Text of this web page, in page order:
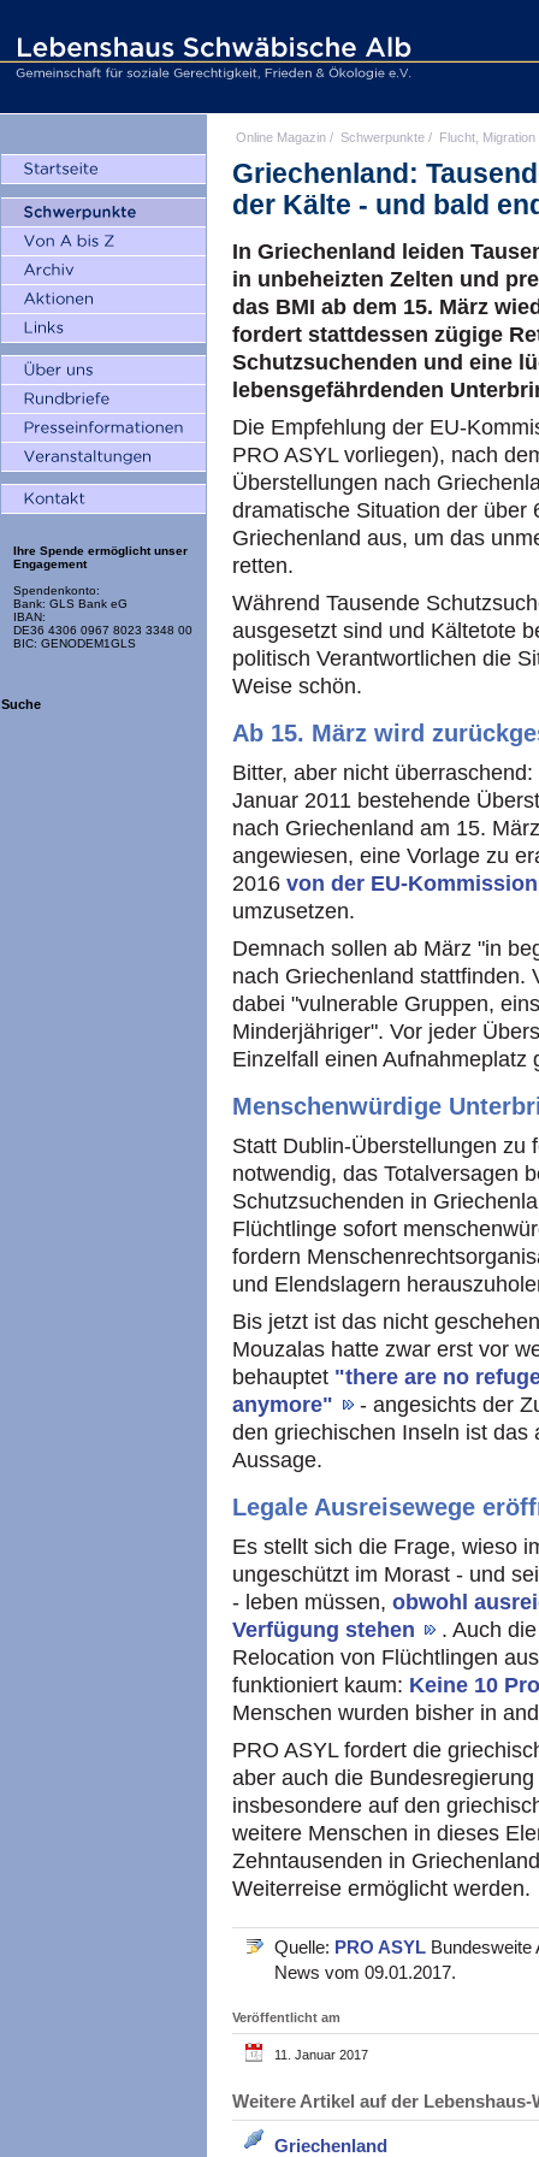
Ihre Spende ermöglicht unser
Engagement
Spendenkonto:
Bank: GLS Bank eG
IBAN:
DE36 4306 0967 8023 3348 00
BIC: GENODEM1GLS
Suche
Online Magazin / Schwerpunkte / Flucht, Migration
Griechenland:
der Kälte - und bald
In Griechenland leiden
in unbeheizten Zelten und
das BMI ab dem 15. März
fordert stattdessen zügige
Schutzsuchenden und eine
lebensgefährdenden
Die Empfehlung der EU-
PRO ASYL vorliegen), nach
Überstellungen nach
dramatische Situation der über
Griechenland aus, um das
retten.
Während Tausende
ausgesetzt sind und Kältetote
politisch Verantwortlichen die
Weise schön.
Ab 15. März wird
Bitter, aber nicht
Januar 2011 bestehende
nach Griechenland am 15.
angewiesen, eine Vorlage zu
2016 von der EU-
umzusetzen.
Demnach sollen ab März "in
nach Griechenland stattfinden.
dabei "vulnerable Gruppen,
Minderjähriger". Vor jeder
Einzelfall einen Aufnahmeplatz
Menschenwürdige
Statt Dublin-Überstellungen zu
notwendig, das Totalversagen
Schutzsuchenden in
Flüchtlinge sofort
fordern
und Elendslagern
Bis jetzt ist das nicht
Mouzalas hatte zwar erst vor
behauptet "there are no
anymore"
- angesichts der
den griechischen Inseln ist
Aussage.
Legale Ausreisewege
Es stellt sich die Frage, wieso
ungeschützt im Morast - und
- leben müssen, obwohl
Verfügung stehen
. Auch
Relocation von Flüchtlingen
funktioniert kaum: Keine 10
Menschen wurden bisher in
PRO ASYL fordert die
aber auch die
insbesondere auf den
weitere Menschen in dieses
Zehntausenden in
Weiterreise ermöglicht werden.
Quelle: PRO ASYL Bundesweite
News vom 09.01.2017.
Veröffentlicht am
11. Januar 2017
Weitere Artikel auf der
Griechenland